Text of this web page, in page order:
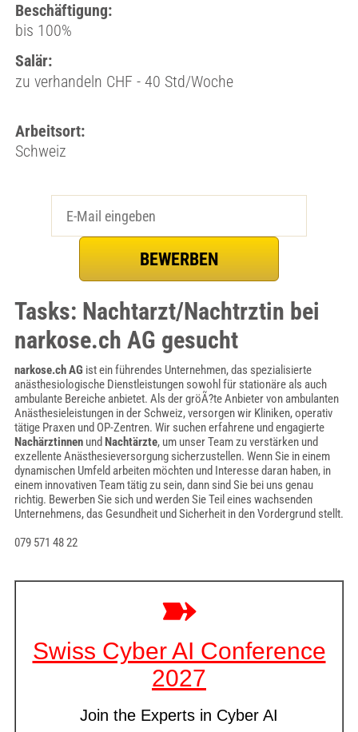
Beschäftigung:
bis 100%
Salär:
zu verhandeln CHF - 40 Std/Woche
Arbeitsort:
Schweiz
Tasks: Nachtarzt/Nachtrztin bei
narkose.ch AG gesucht
narkose.ch AG ist ein führendes Unternehmen, das spezialisierte
anästhesiologische Dienstleistungen sowohl für stationäre als auch
ambulante Bereiche anbietet. Als der gröÃ?te Anbieter von ambulanten
Anästhesieleistungen in der Schweiz, versorgen wir Kliniken, operativ
tätige Praxen und OP-Zentren. Wir suchen erfahrene und engagierte
Nachärztinnenund Nachtärzte, um unser Team zu verstärken und
exzellente Anästhesieversorgung sicherzustellen. Wenn Sie in einem
dynamischen Umfeld arbeiten möchten und Interesse daran haben, in
einem innovativen Team tätig zu sein, dann sind Sie bei uns genau
richtig. Bewerben Sie sich und werden Sie Teil eines wachsenden
Unternehmens, das Gesundheit und Sicherheit in den Vordergrund stellt.
079 571 48 22